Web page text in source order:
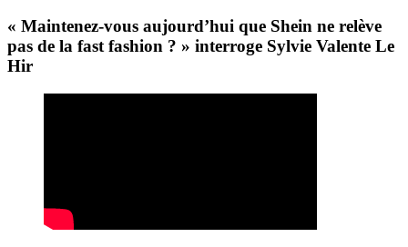
« Maintenez-vous aujourd’hui que Shein ne relève
pas de la fast fashion ? » interroge Sylvie Valente Le
Hir